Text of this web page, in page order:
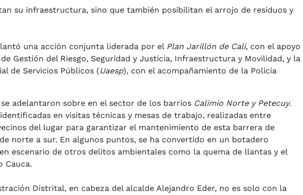
su infraestructura, sino que también posibilitan el arrojo de residuos y
una acción conjunta liderada por el Plan Jarillón de Cali, con el apoyo
Gestión del Riesgo, Seguridad y Justicia, Infraestructura y Movilidad, y la
de Servicios Públicos (Uaesp), con el acompañamiento de la Policía
adelantaron sobre en el sector de los barrios Calimio Norte y Petecuy.
en visitas técnicas y mesas de trabajo, realizadas entre
del lugar para garantizar el mantenimiento de esta barrera de
norte a sur. En algunos puntos, se ha convertido en un botadero
escenario de otros delitos ambientales como la quema de llantas y el
Cauca.
Distrital, en cabeza del alcalde Alejandro Eder, no es solo con la